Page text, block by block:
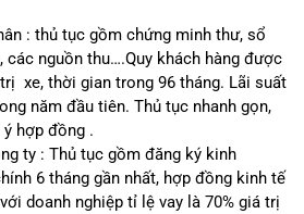
: thủ tục gồm chứng minh thư, sổ
các nguồn thu….Quy khách hàng được
xe, thời gian trong 96 tháng. Lãi suất
năm đầu tiên. Thủ tục nhanh gọn,
hợp đồng .
ty : Thủ tục gồm đăng ký kinh
6 tháng gần nhất, hợp đồng kinh tế
doanh nghiệp tỉ lệ vay là 70% giá trị